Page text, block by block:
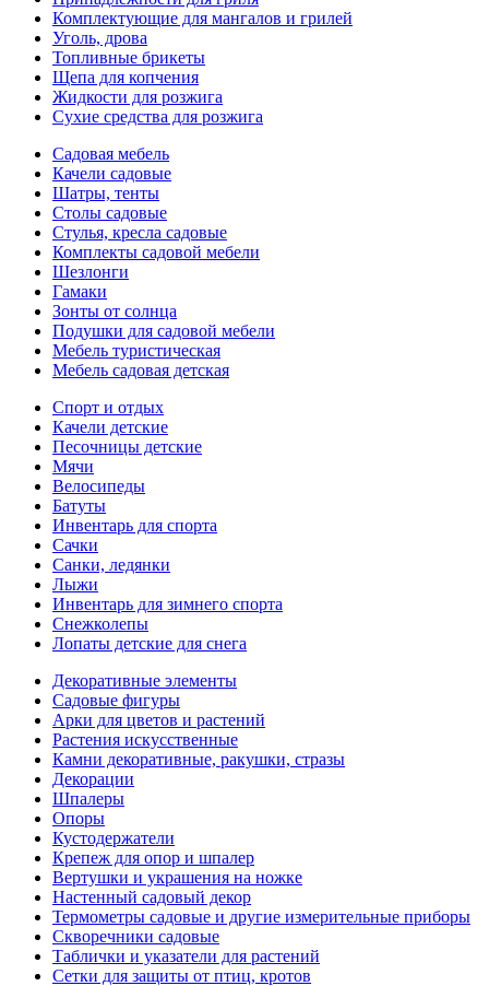
Комплектующие для мангалов и грилей
Уголь, дрова
Топливные брикеты
Щепа для копчения
Жидкости для розжига
Сухие средства для розжига
Садовая мебель
Качели садовые
Шатры, тенты
Столы садовые
Стулья, кресла садовые
Комплекты садовой мебели
Шезлонги
Гамаки
Зонты от солнца
Подушки для садовой мебели
Мебель туристическая
Мебель садовая детская
Спорт и отдых
Качели детские
Песочницы детские
Мячи
Велосипеды
Батуты
Инвентарь для спорта
Сачки
Санки, ледянки
Лыжи
Инвентарь для зимнего спорта
Снежколепы
Лопаты детские для снега
Декоративные элементы
Садовые фигуры
Арки для цветов и растений
Растения искусственные
Камни декоративные, ракушки, стразы
Декорации
Шпалеры
Опоры
Кустодержатели
Крепеж для опор и шпалер
Вертушки и украшения на ножке
Настенный садовый декор
Термометры садовые и другие измерительные приборы
Скворечники садовые
Таблички и указатели для растений
Сетки для защиты от птиц, кротов